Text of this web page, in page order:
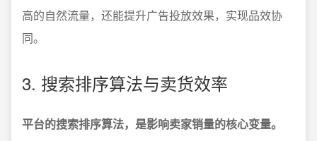
高的自然流量，还能提升广告投放效果，实现品效协
同。
3. 搜索排序算法与卖货效率
平台的搜索排序算法，是影响卖家销量的核心变量。